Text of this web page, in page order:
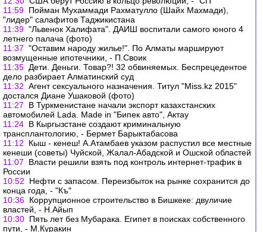
11:59 Пойман Мухаммади Рахматулло (Шайх Махмади),
"лидер" салафитов Таджикистана
11:39 "Львенок Халифата". ДАИШ воспитали самого юного 4
летнего палача (фото)
11:37 "Оставим народу жилье!". По Алматы маршируют
возмущенные ипотечники, - П.Своик
11:35 Дети. Деньги. Товар?! 32 обвиняемых. Беспрецедентое
дело разбирает Алматинский суд
11:32 Агент сексуального назначения. Титул "Miss.kz 2015"
достался Диане Ушаковой (фото)
11:27
В Туркменистане начали экспорт казахстанских
автомобилей Lada. Made in "Бипек авто", Актау
11:24 В Кыргызстане создают криминальную
трансплантологию, - Бермет Барыктабасова
11:12
Кыш - кенеш! А.Атамбаев указом распустил все местные
кенеши (советы) Чуйской, Жалал-Абадской и Ошской областей
11:07
Власти решили взять под контроль интернет-трафик в
России
10:52
Нефти с запасом. Переизбыток на рынке сохранится до
конца года, - "Къ"
10:36 Коррупционное строительство в Бишкеке: двуличие
властей, - Н.Айып
10:30 Пять лет без Мубарака. Египет в поисках собственного
пути, - М.Куракин